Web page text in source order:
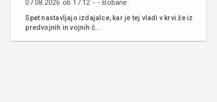
07.08.2026 ob 17:12 - - Bobane:
Spet nastavljajo izdajalce, kar je tej vladi v krvi že iz
predvojnih in vojnih č...